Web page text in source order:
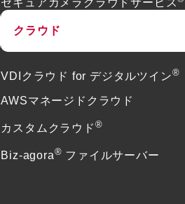
セキュアカメラクラウドサービス
クラウド
VDIクラウド for デジタルツイン®
AWSマネージドクラウド
カスタムクラウド ®
Biz-agora® ファイルサーバー